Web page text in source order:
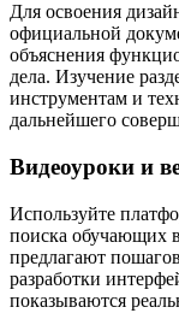
Для освоения
официальной
объяснения
дела. Изучение
инструментам и
дальнейшего
Видеоуроки и
Используйте
поиска обучающих
предлагают
разработки
показываются